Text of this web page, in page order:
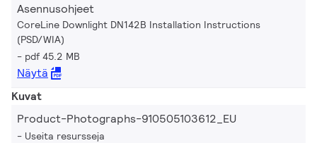
Asennusohjeet
CoreLine Downlight DN142B Installation Instructions
(PSD/WIA)
pdf 45.2 MB
Näytä
Kuvat
Product-Photographs-910505103612_EU
Useita resursseja